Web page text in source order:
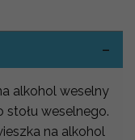
alkohol weselny
stołu weselnego.
na alkohol